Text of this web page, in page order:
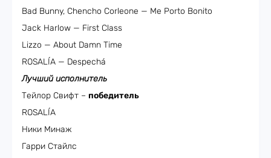
Bad Bunny, Chencho Corleone — Me Porto Bonito
Jack Harlow — First Class
Lizzo — About Damn Time
ROSALÍA — Despechá
Лучший исполнитель
Тейлор Свифт – победитель
ROSALÍA
Ники Минаж
Гарри Стайлс